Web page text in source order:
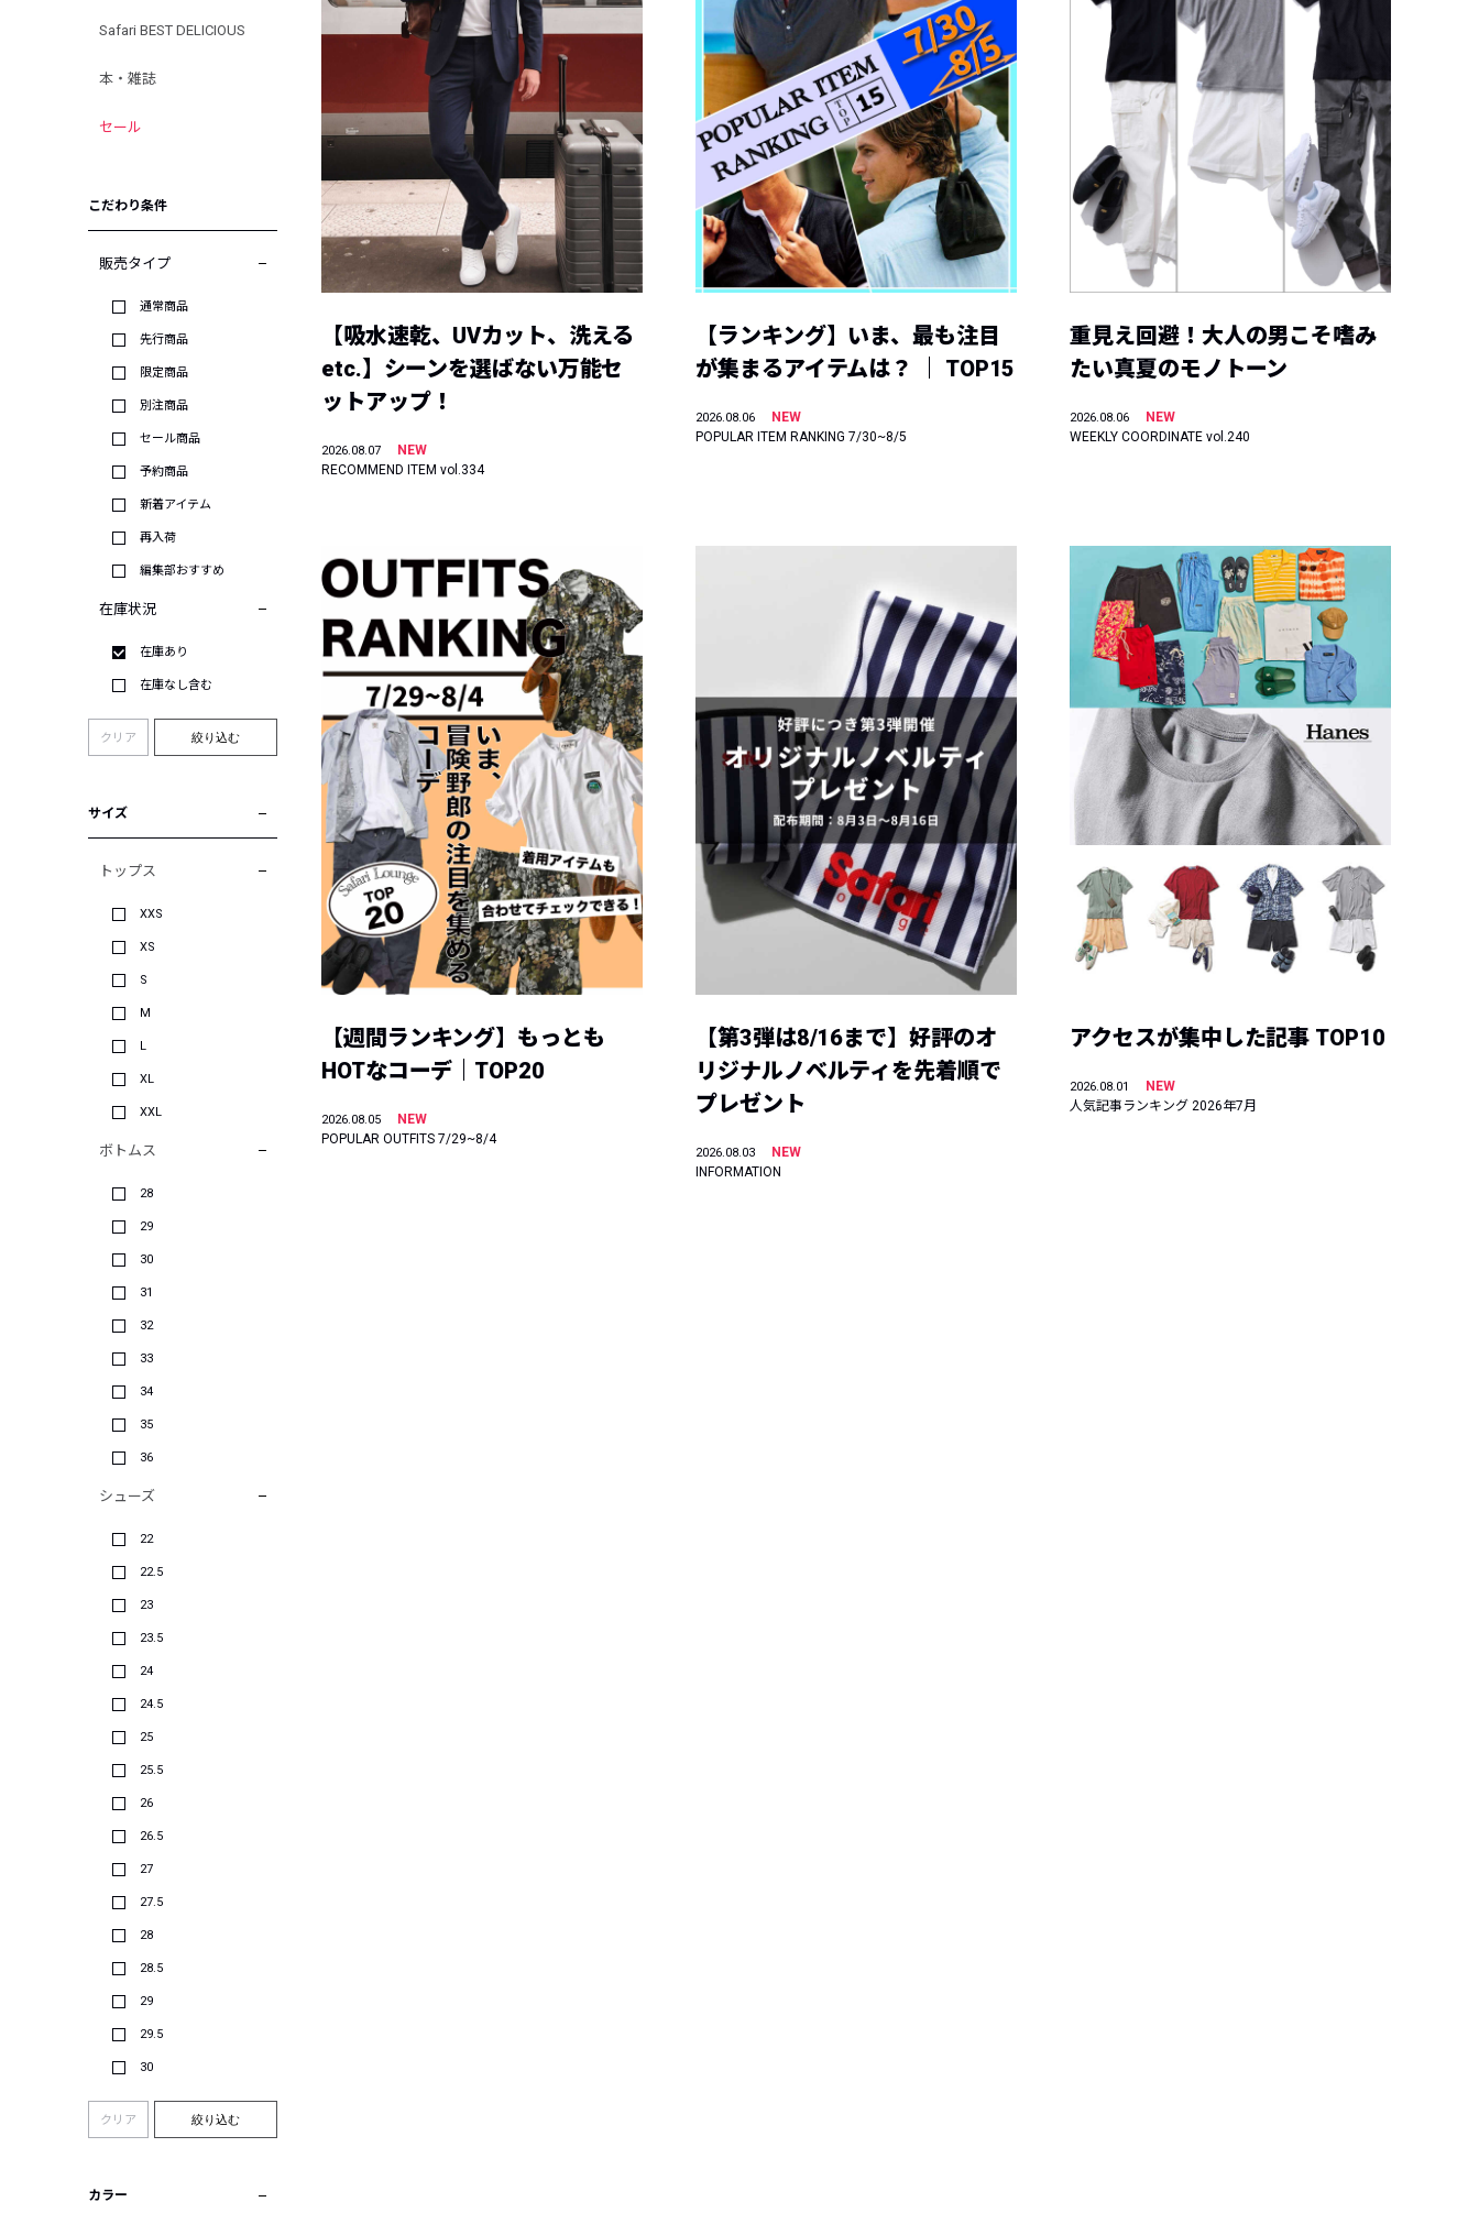
Safari BEST DELICIOUS
本・雑誌
セール
こだわり条件
販売タイプ
通常商品
先行商品
限定商品
別注商品
セール商品
予約商品
新着アイテム
再入荷
編集部おすすめ
在庫状況
在庫あり
在庫なし含む
クリア 絞り込む
サイズ
トップス
XXS
XS
S
M
L
XL
XXL
ボトムス
28
29
30
31
32
33
34
35
36
シューズ
22
22.5
23
23.5
24
24.5
25
25.5
26
26.5
27
27.5
28
28.5
29
29.5
30
クリア 絞り込む
カラー
【吸水速乾、UVカット、洗える
etc.】シーンを選ばない万能セ
ットアップ！
2026.08.07
NEW
RECOMMEND ITEM vol.334
【ランキング】いま、最も注目
が集まるアイテムは？ ｜ TOP15
2026.08.06
NEW
POPULAR ITEM RANKING 7/30~8/5
重見え回避！大人の男こそ嗜み
たい真夏のモノトーン
2026.08.06
NEW
WEEKLY COORDINATE vol.240
【週間ランキング】もっとも
HOTなコーデ｜TOP20
2026.08.05
NEW
POPULAR OUTFITS 7/29~8/4
【第3弾は8/16まで】好評のオ
リジナルノベルティを先着順で
プレゼント
2026.08.03
NEW
INFORMATION
アクセスが集中した記事 TOP10
2026.08.01
NEW
人気記事ランキング 2026年7月